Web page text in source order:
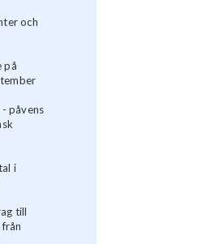
och
på
påvens
i
till